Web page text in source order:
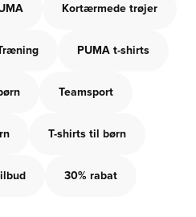
Kortærmede trøjer
PUMA t-shirts
Teamsport
T-shirts til børn
30% rabat